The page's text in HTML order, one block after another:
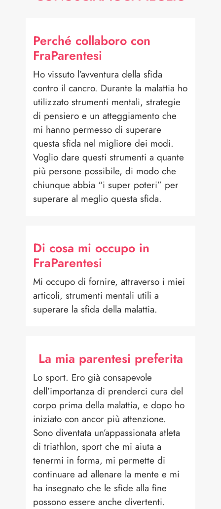
Perché collaboro con
FraParentesi
Ho vissuto l’avventura della sfida
contro il cancro. Durante la malattia ho
utilizzato strumenti mentali, strategie
di pensiero e un atteggiamento che
mi hanno permesso di superare
questa sfida nel migliore dei modi.
Voglio dare questi strumenti a quante
più persone possibile, di modo che
chiunque abbia “i super poteri” per
superare al meglio questa sfida.
Di cosa mi occupo in
FraParentesi
Mi occupo di fornire, attraverso i miei
articoli, strumenti mentali utili a
superare la sfida della malattia.
La mia parentesi preferita
Lo sport. Ero già consapevole
dell’importanza di prenderci cura del
corpo prima della malattia, e dopo ho
iniziato con ancor più attenzione.
Sono diventata un’appassionata atleta
di triathlon, sport che mi aiuta a
tenermi in forma, mi permette di
continuare ad allenare la mente e mi
ha insegnato che le sfide alla fine
possono essere anche divertenti.